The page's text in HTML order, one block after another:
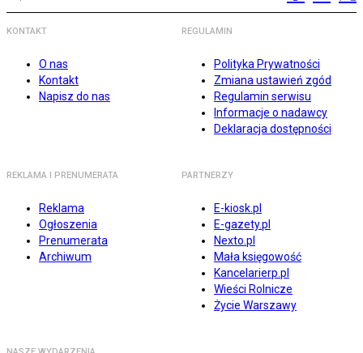
KONTAKT
O nas
Kontakt
Napisz do nas
REGULAMIN
Polityka Prywatności
Zmiana ustawień zgód
Regulamin serwisu
Informacje o nadawcy
Deklaracja dostępności
REKLAMA I PRENUMERATA
Reklama
Ogłoszenia
Prenumerata
Archiwum
PARTNERZY
E-kiosk.pl
E-gazety.pl
Nexto.pl
Mała księgowość
Kancelarierp.pl
Wieści Rolnicze
Życie Warszawy